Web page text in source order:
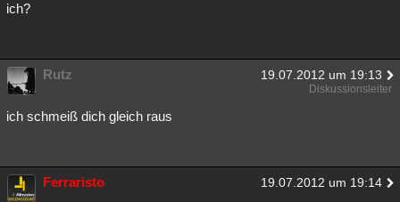
ich?
Rutz 19.07.2012 um 19:13
Diskussionsleiter
ich schmeiß dich gleich raus
Ferraristo 19.07.2012 um 19:14